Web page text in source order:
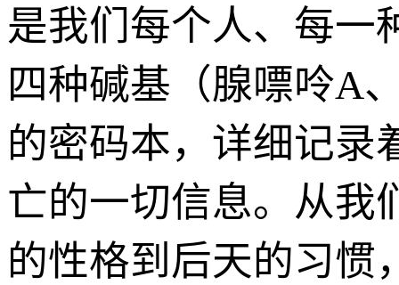
是我们每个人、每一
四种碱基（腺嘌呤A
的密码本，详细记录
亡的一切信息。从我
的性格到后天的习惯